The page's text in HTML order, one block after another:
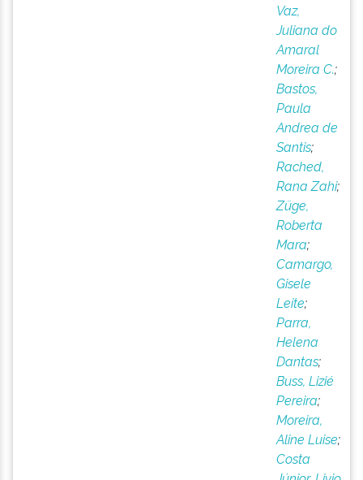
Vaz,
Juliana do
Amaral
Moreira C.;
Bastos,
Paula
Andrea de
Santis;
Rached,
Rana Zahi;
Züge,
Roberta
Mara;
Camargo,
Gisele
Leite;
Parra,
Helena
Dantas;
Buss, Lizié
Pereira;
Moreira,
Aline Luise;
Costa